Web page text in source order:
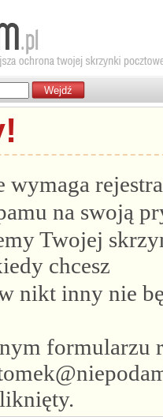
wymaga
na swoją
Twojej
chcesz
nikt inny nie
formularzu